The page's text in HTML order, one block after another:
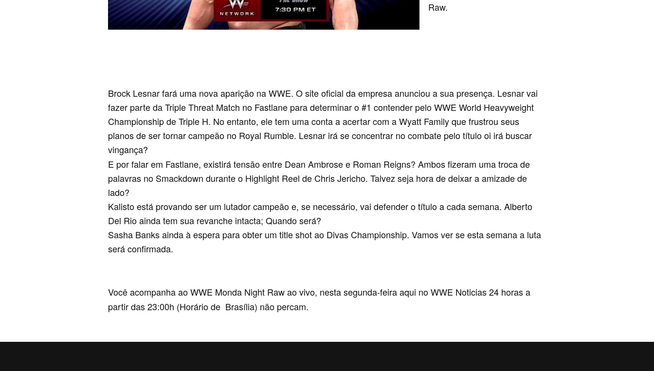
Raw.
Brock Lesnar fará uma nova aparição na WWE. O site oficial da empresa anunciou a sua presença. Lesnar vai
fazer parte da Triple Threat Match no Fastlane para determinar o #1 contender pelo WWE World Heavyweight
Championship de Triple H. No entanto, ele tem uma conta a acertar com a Wyatt Family que frustrou seus
planos de ser tornar campeão no Royal Rumble. Lesnar irá se concentrar no combate pelo título oi irá buscar
vingança?
E por falar em Fastlane, existirá tensão entre Dean Ambrose e Roman Reigns? Ambos fizeram uma troca de
palavras no Smackdown durante o Highlight Reel de Chris Jericho. Talvez seja hora de deixar a amizade de
lado?
Kalisto está provando ser um lutador campeão e, se necessário, vai defender o título a cada semana. Alberto
Del Rio ainda tem sua revanche intacta; Quando será?
Sasha Banks ainda à espera para obter um title shot ao Divas Championship. Vamos ver se esta semana a luta
será confirmada.
Você acompanha ao WWE Monda Night Raw ao vivo, nesta segunda-feira aqui no WWE Noticias 24 horas a
partir das 23:00h (Horário de Brasília) não percam.